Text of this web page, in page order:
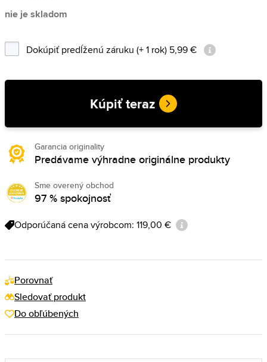
nie je skladom
Dokúpiť predĺženú záruku (+ 1 rok) 5,99 €
Kúpiť teraz
Garancia originality
Predávame výhradne originálne produkty
Sme overený obchod
97 % spokojnosť
Odporúčaná cena výrobcom: 119,00 €
Porovnať
Sledovať produkt
Do obľúbených